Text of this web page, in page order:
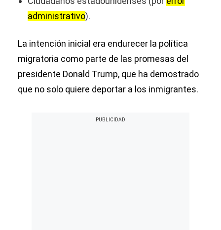
administrativo).
La intención inicial era endurecer la política
migratoria como parte de las promesas del
presidente Donald Trump, que ha demostrado
que no solo quiere deportar a los inmigrantes.